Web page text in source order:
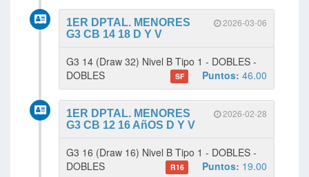
2026-03-06
1ER DPTAL. MENORES
G3 CB 14 18 D Y V
G3 14 (Draw 32) Nivel B Tipo 1 - DOBLES -
DOBLES
SF Puntos: 46.00
2026-02-28
1ER DPTAL. MENORES
G3 CB 12 16 AñOS D Y V
G3 16 (Draw 16) Nivel B Tipo 1 - DOBLES -
DOBLES
R16 Puntos: 19.00